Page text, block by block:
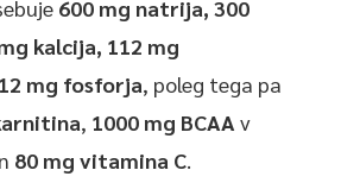
600 mg natrija, 300
kalcija, 112 mg
mg fosforja, poleg tega pa
, 1000 mg BCAA v
80 mg vitamina C.